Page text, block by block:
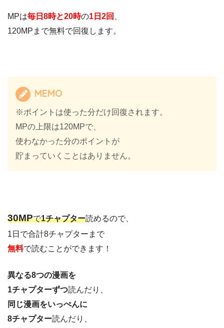
MPは毎日8時と20時の1日2回
120MPまで無料で回復します。
MEMO
※ポイントは使った分だけ回復されます。
MPの上限は120MPで、
使わなかった分のポイントが
貯まっていくことはありません。
30MPで1チャプター読めるので、
1日で合計8チャプターまで
無料で読むことができます！
異なる8つの漫画を
1チャプターずつ読んだり、
同じ漫画をいっぺんに
8チャプター読んだり、